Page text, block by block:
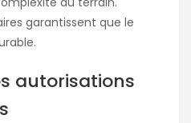
garantissent que le
autorisations